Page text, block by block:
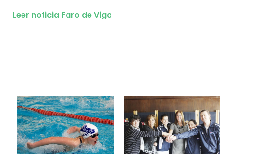
Leer noticia Faro de Vigo